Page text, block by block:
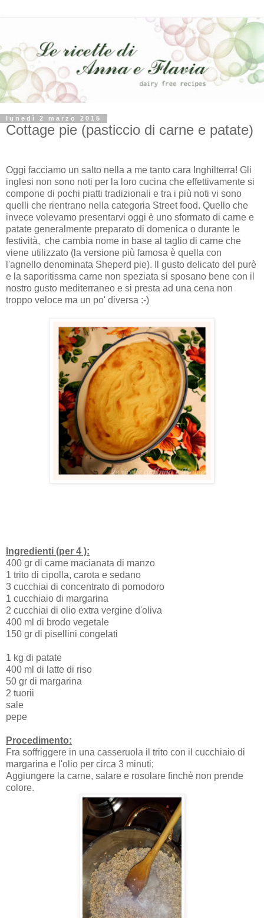
lunedì 2 marzo 2015
Cottage pie (pasticcio di carne e patate)
Oggi facciamo un salto nella a me tanto cara Inghilterra! Gli
inglesi non sono noti per la loro cucina che effettivamente si
compone di pochi piatti tradizionali e tra i più noti vi sono
quelli che rientrano nella categoria Street food. Quello che
invece volevamo presentarvi oggi è uno sformato di carne e
patate generalmente preparato di domenica o durante le
festività, che cambia nome in base al taglio di carne che
viene utilizzato (la versione più famosa è quella con
l'agnello denominata Sheperd pie). Il gusto delicato del purè
e la saporitissma carne non speziata si sposano bene con il
nostro gusto mediterraneo e si presta ad una cena non
troppo veloce ma un po' diversa :-)
Ingredienti (per 4 ):
400 gr di carne macianata di manzo
1 trito di cipolla, carota e sedano
3 cucchiai di concentrato di pomodoro
1 cucchiaio di margarina
2 cucchiai di olio extra vergine d'oliva
400 ml di brodo vegetale
150 gr di pisellini congelati
1 kg di patate
400 ml di latte di riso
50 gr di margarina
2 tuorii
sale
pepe
Procedimento:
Fra soffriggere in una casseruola il trito con il cucchiaio di
margarina e l'olio per circa 3 minuti;
Aggiungere la carne, salare e rosolare finchè non prende
colore.